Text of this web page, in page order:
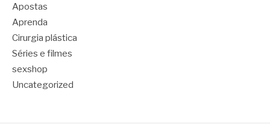
Apostas
Aprenda
Cirurgia plástica
Séries e filmes
sexshop
Uncategorized